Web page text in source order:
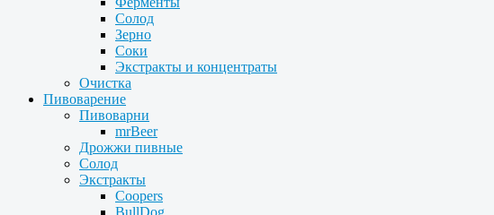
Солод
Зерно
Соки
Экстракты и концентраты
Очистка
Пивоварение
Пивоварни
mrBeer
Дрожжи пивные
Солод
Экстракты
Coopers
BullDog